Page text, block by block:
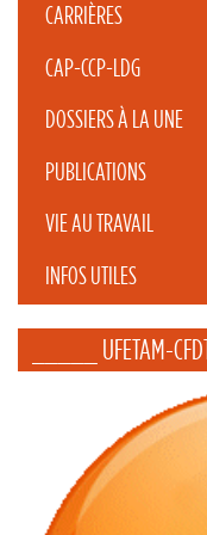
CARRIÈRES
CAP-CCP-LDG
DOSSIERS À LA UNE
PUBLICATIONS
VIE AU TRAVAIL
INFOS UTILES
_____ UFETAM-